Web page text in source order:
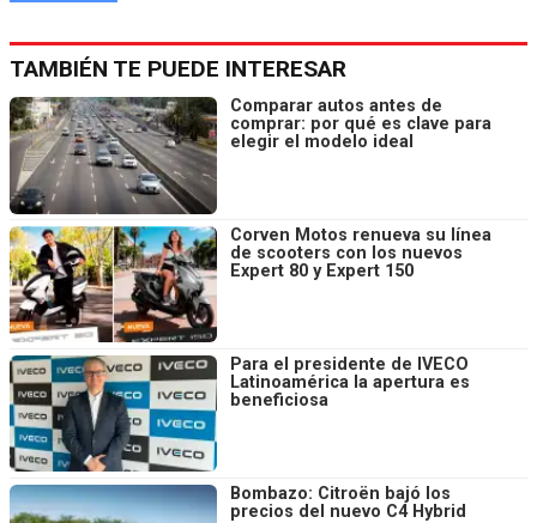
TAMBIÉN TE PUEDE INTERESAR
Comparar autos antes de
comprar: por qué es clave para
elegir el modelo ideal
Corven Motos renueva su línea
de scooters con los nuevos
Expert 80 y Expert 150
Para el presidente de IVECO
Latinoamérica la apertura es
beneficiosa
Bombazo: Citroën bajó los
precios del nuevo C4 Hybrid